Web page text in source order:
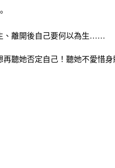
、離開後自己要何以為生……
聽她否定自己！聽她不愛惜